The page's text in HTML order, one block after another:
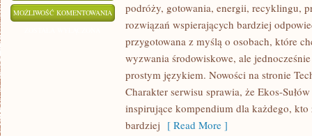
MOŻLIWOŚĆ KOMENTOWANIA PRZYRODA
OCHRONA
ŚRODOWISKA
podróży, gotowania, energii, recyklingu,
rozwiązań wspierających bardziej
przygotowana z myślą o osobach, które
wyzwania środowiskowe, ale
prostym językiem. Nowości na stronie
Charakter serwisu sprawia, że Ekos-
inspirujące kompendium dla każdego, kto
bardziej [ Read More ]